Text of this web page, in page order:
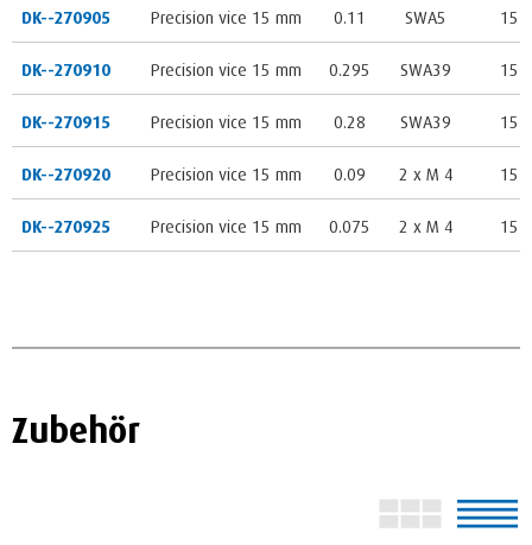
DK--270905
Precision vice 15 mm 0.11 SWA5
15
DK--270910
Precision vice 15 mm 0.295 SWA39
15
DK--270915
Precision vice 15 mm 0.28 SWA39
15
DK--270920
Precision vice 15 mm 0.09 2 x M 4
15
DK--270925
Precision vice 15 mm 0.075 2 x M 4 15
Zubehör